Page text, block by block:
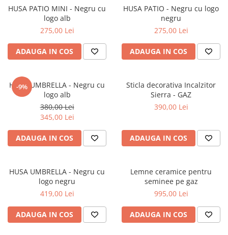
HUSA PATIO MINI - Negru cu
logo alb
275,00 Lei
ADAUGA IN COS
HUSA PATIO - Negru cu logo
negru
275,00 Lei
ADAUGA IN COS
-9%
HUSA UMBRELLA - Negru cu
logo alb
380,00 Lei
345,00 Lei
ADAUGA IN COS
Sticla decorativa Incalzitor
Sierra - GAZ
390,00 Lei
ADAUGA IN COS
HUSA UMBRELLA - Negru cu
logo negru
419,00 Lei
ADAUGA IN COS
Lemne ceramice pentru
seminee pe gaz
995,00 Lei
ADAUGA IN COS